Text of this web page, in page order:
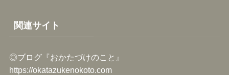
関連サイト
◎ブログ『おかたづけのこと』
https://okatazukenokoto.com